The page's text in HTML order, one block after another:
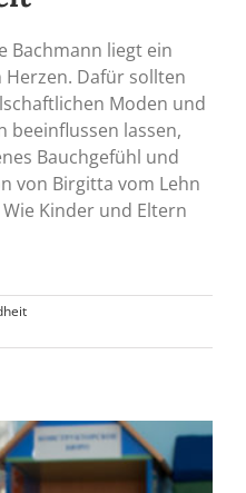
Bachmann liegt ein
Dafür sollten
Moden und
beeinflussen lassen,
Bauchgefühl und
von Birgitta vom Lehn
Kinder und Eltern